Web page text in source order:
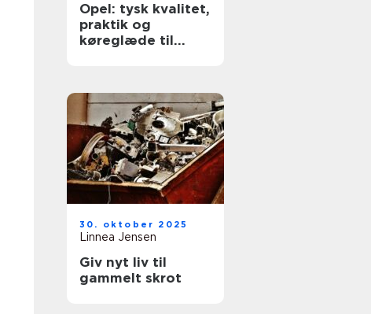
Opel: tysk kvalitet,
praktik og
køreglæde til
30. oktober 2025
Linnea Jensen
Giv nyt liv til
gammelt skrot